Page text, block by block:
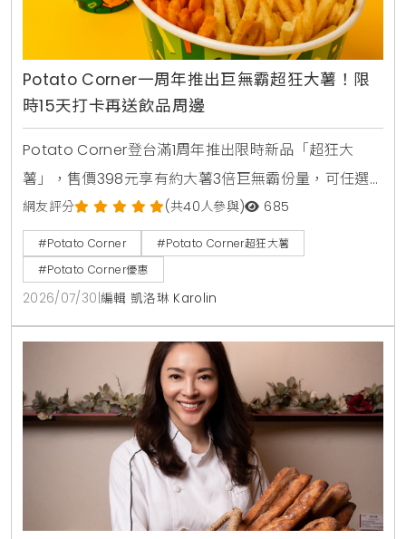
Potato Corner一周年推出巨無霸超狂大薯！限
時15天打卡再送飲品周邊
Potato Corner登台滿1周年推出限時新品「超狂大
薯」，售價398元享有約大薯3倍巨無霸份量，可任選3
種風味粉。2026年8月1日至8月15日活動期間購買超狂
大薯並完成社群打卡任務，免費送2杯消暑飲品，還可
以85元加購全台限量500個POCO磁吸迷你燈箱。
網友評分 (共40人參與) 685
#Potato Corner
#Potato Corner超狂大薯
#Potato Corner優惠
2026/07/30 編輯 凱洛琳 Karolin